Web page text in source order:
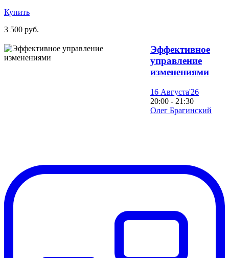
Купить
3 500 руб.
Эффективное
управление
изменениями
16 Августа'26
20:00 - 21:30
Олег Брагинский